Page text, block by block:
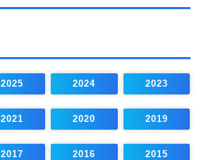
2025 2024 2023
2021 2020 2019
2017 2016 2015